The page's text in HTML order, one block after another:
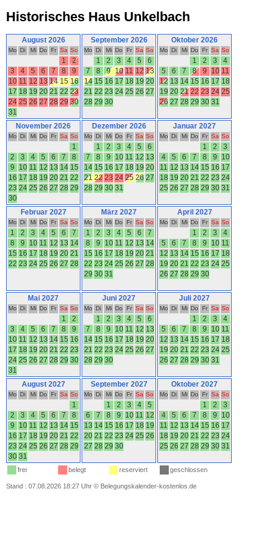
Historisches Haus Unkelbach
August 2026
Mo Di Mi Do Fr Sa So
1
2
3
4 5 6 7 8
9
10 11 12 13 14 15 16
17 18 19 20 21 22 23
24 25 26 27 28 29 30
31
September 2026
Mo Di Mi Do Fr Sa So
1 2 3 4 5
6
7
8 9 10 11 12 13
14 15 16 17 18 19 20
21 22 23 24 25 26 27
28 29 30
Oktober 2026
Mo Di Mi Do Fr Sa So
1 2 3
4
5
6 7 8 9 10 11
12 13 14 15 16 17 18
19 20 21 22 23 24 25
26 27 28 29 30 31
November 2026
Mo Di Mi Do Fr Sa So
1
2
3 4 5 6 7
8
9
10 11 12 13 14 15
16 17 18 19 20 21 22
23 24 25 26 27 28 29
30
Dezember 2026
Mo Di Mi Do Fr Sa So
1 2 3 4 5
6
7
8 9 10 11 12 13
14 15 16 17 18 19 20
21 22 23 24 25 26 27
28 29 30 31
Januar 2027
Mo Di Mi Do Fr Sa So
1 2
3
4
5 6 7 8 9
10
11 12 13 14 15 16 17
18 19 20 21 22 23 24
25 26 27 28 29 30 31
Februar 2027
Mo Di Mi Do Fr Sa So
1 2 3 4 5 6
7
8
9 10 11 12 13 14
15 16 17 18 19 20 21
22 23 24 25 26 27 28
März 2027
Mo Di Mi Do Fr Sa So
1 2 3 4 5 6
7
8
9 10 11 12 13 14
15 16 17 18 19 20 21
22 23 24 25 26 27 28
29 30 31
April 2027
Mo Di Mi Do Fr Sa So
1 2 3
4
5
6 7 8 9 10 11
12 13 14 15 16 17 18
19 20 21 22 23 24 25
26 27 28 29 30
Mai 2027
Mo Di Mi Do Fr Sa So
1
2
3
4 5 6 7 8
9
10 11 12 13 14 15 16
17 18 19 20 21 22 23
24 25 26 27 28 29 30
31
Juni 2027
Mo Di Mi Do Fr Sa So
1 2 3 4 5
6
7
8 9 10 11 12 13
14 15 16 17 18 19 20
21 22 23 24 25 26 27
28 29 30
Juli 2027
Mo Di Mi Do Fr Sa So
1 2 3
4
5
6 7 8 9 10 11
12 13 14 15 16 17 18
19 20 21 22 23 24 25
26 27 28 29 30 31
August 2027
Mo Di Mi Do Fr Sa So
1
2
3 4 5 6 7
8
9
10 11 12 13 14 15
16 17 18 19 20 21 22
23 24 25 26 27 28 29
30 31
September 2027
Mo Di Mi Do Fr Sa So
1 2 3 4
5
6
7 8 9 10 11 12
13 14 15 16 17 18 19
20 21 22 23 24 25 26
27 28 29 30
Oktober 2027
Mo Di Mi Do Fr Sa So
1 2
3
4
5 6 7 8 9
10
11 12 13 14 15 16 17
18 19 20 21 22 23 24
25 26 27 28 29 30 31
frei belegt reserviert geschlossen
Stand : 07.08.2026 18:27 Uhr © Belegungskalender-kostenlos.de